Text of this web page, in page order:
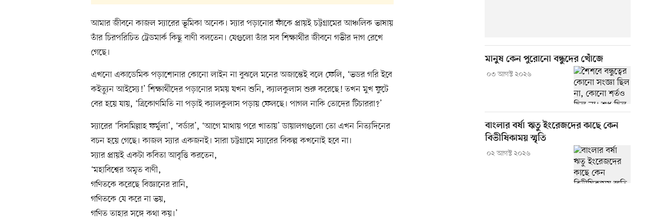
আমার জীবনে কাজল স্যারের ভূমিকা অনেক। স্যার পড়ানোর ফাঁকে প্রায়ই চট্টগ্রামের আঞ্চলিক ভাষায়
তাঁর চিরপরিচিত ট্রেডমার্ক কিছু বাণী বলতেন। যেগুলো তাঁর সব শিক্ষার্থীর জীবনে গভীর দাগ রেখে
গেছে।
এখনো একাডেমিক পড়াশোনার কোনো লাইন না বুঝলে মনের অজান্তেই বলে ফেলি, ‘ভডর গরি ইবে
কইত্যুন আইস্যে!’ শিক্ষার্থীদের পড়ানোর সময় যখন শুনি, ক্যালকুলাস শুরু করেছে! তখন মুখ ফুটে
বের হয়ে যায়, ‘ত্রিকোণমিতি না পড়াই ক্যালকুলাস পড়ায় ফেলছে। পাগল নাকি তোদের টিচাররা?’
স্যারের ‘বিসমিল্লাহ ফর্মুলা’, ‘বর্ডার’, ‘আগে মাথায় পরে খাতায়’ ডায়ালগগুলো তো এখন নিত্যদিনের
বচন হয়ে গেছে। কাজল স্যার একজনই। সারা চট্টগ্রামে স্যারের বিকল্প কখনোই হবে না।
স্যার প্রায়ই একটা কবিতা আবৃত্তি করতেন,
‘মহাবিশ্বের অমৃত বাণী,
গণিতকে করেছে বিজ্ঞানের রানি,
গণিতকে যে করে না ভয়,
গণিত তাহার সঙ্গে কথা কয়।’
মানুষ কেন পুরোনো বন্ধুদের খোঁজে
০৩ আগস্ট ২০২৬
বাংলার বর্ষা ঋতু ইংরেজদের কাছে কেন
বিভীষিকাময় স্মৃতি
০২ আগস্ট ২০২৬